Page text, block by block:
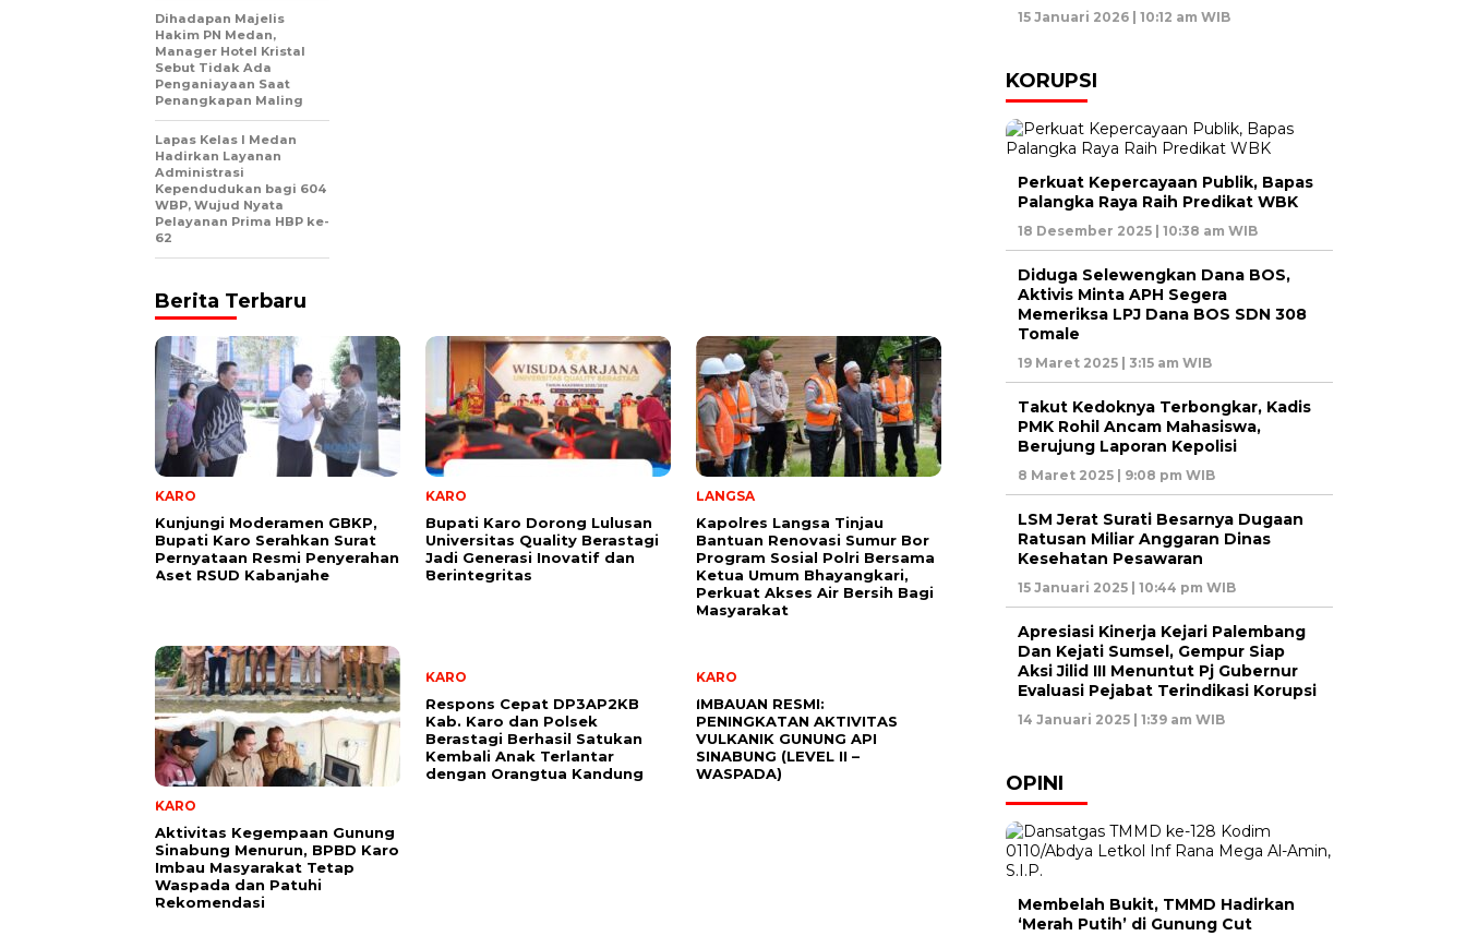
Dihadapan Majelis
Hakim PN Medan,
Manager Hotel Kristal
Sebut Tidak Ada
Penganiayaan Saat
Penangkapan Maling
Lapas Kelas I Medan
Hadirkan Layanan
Administrasi
Kependudukan bagi 604
WBP, Wujud Nyata
Pelayanan Prima HBP ke-
62
Berita Terbaru
KARO
Kunjungi Moderamen GBKP,
Bupati Karo Serahkan Surat
Pernyataan Resmi Penyerahan
Aset RSUD Kabanjahe
KARO
Bupati Karo Dorong Lulusan
Universitas Quality Berastagi
Jadi Generasi Inovatif dan
Berintegritas
LANGSA
Kapolres Langsa Tinjau
Bantuan Renovasi Sumur Bor
Program Sosial Polri Bersama
Ketua Umum Bhayangkari,
Perkuat Akses Air Bersih Bagi
Masyarakat
KARO
Aktivitas Kegempaan Gunung
Sinabung Menurun, BPBD Karo
Imbau Masyarakat Tetap
Waspada dan Patuhi
Rekomendasi
KARO
Respons Cepat DP3AP2KB
Kab. Karo dan Polsek
Berastagi Berhasil Satukan
Kembali Anak Terlantar
dengan Orangtua Kandung
KARO
IMBAUAN RESMI:
PENINGKATAN AKTIVITAS
VULKANIK GUNUNG API
SINABUNG (LEVEL II –
WASPADA)
15 Januari 2026 | 10:12 am WIB
KORUPSI
Perkuat Kepercayaan Publik, Bapas
Palangka Raya Raih Predikat WBK
18 Desember 2025 | 10:38 am WIB
Diduga Selewengkan Dana BOS,
Aktivis Minta APH Segera
Memeriksa LPJ Dana BOS SDN 308
Tomale
19 Maret 2025 | 3:15 am WIB
Takut Kedoknya Terbongkar, Kadis
PMK Rohil Ancam Mahasiswa,
Berujung Laporan Kepolisi
8 Maret 2025 | 9:08 pm WIB
LSM Jerat Surati Besarnya Dugaan
Ratusan Miliar Anggaran Dinas
Kesehatan Pesawaran
15 Januari 2025 | 10:44 pm WIB
Apresiasi Kinerja Kejari Palembang
Dan Kejati Sumsel, Gempur Siap
Aksi Jilid III Menuntut Pj Gubernur
Evaluasi Pejabat Terindikasi Korupsi
14 Januari 2025 | 1:39 am WIB
OPINI
Membelah Bukit, TMMD Hadirkan
‘Merah Putih’ di Gunung Cut